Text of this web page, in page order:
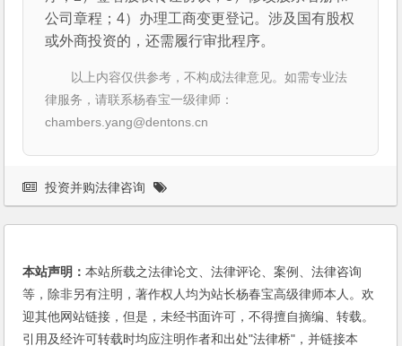
公司章程；4）办理工商变更登记。涉及国有股权
或外商投资的，还需履行审批程序。
以上内容仅供参考，不构成法律意见。如需专业法
律服务，请联系杨春宝一级律师：
chambers.yang@dentons.cn
投资并购法律咨询
本站声明：本站所载之法律论文、法律评论、案例、法律咨询
等，除非另有注明，著作权人均为站长杨春宝高级律师本人。欢
迎其他网站链接，但是，未经书面许可，不得擅自摘编、转载。
引用及经许可转载时均应注明作者和出处"法律桥"，并链接本